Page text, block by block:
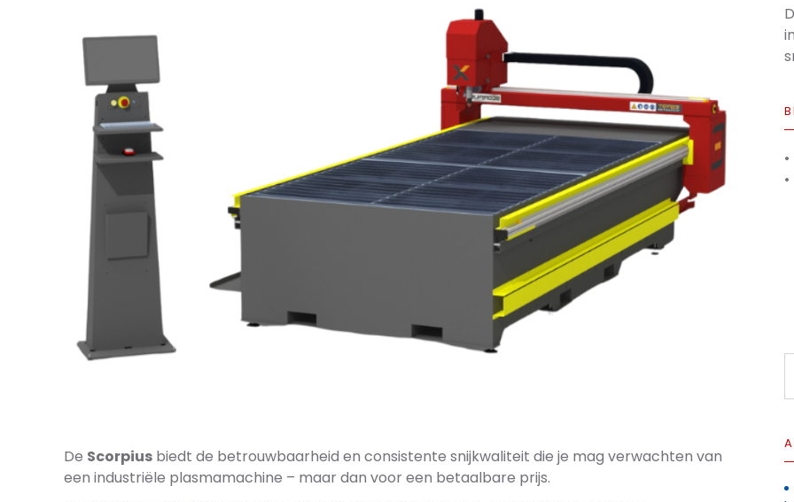
De Scorpius biedt de betrouwbaarheid en consistente snijkwaliteit die je mag verwachten van
een industriële plasmamachine – maar dan voor een betaalbare prijs.